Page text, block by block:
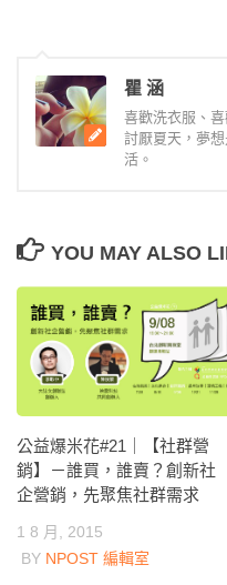
瞿 涵
喜歡洗衣服、
討厭夏天，夢
活。
YOU MAY ALSO
公益爆米花#21｜【社群營
銷】－誰買，誰賣？創新社
企營銷，先聚焦社群需求
1 8 月, 2015
BY NPOST 編輯室